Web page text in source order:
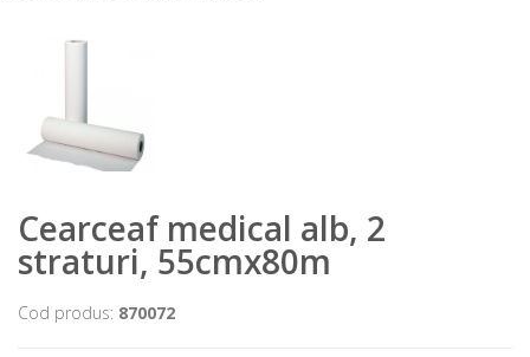
Cearceaf medical alb, 2
straturi, 55cmx80m
Cod produs: 870072